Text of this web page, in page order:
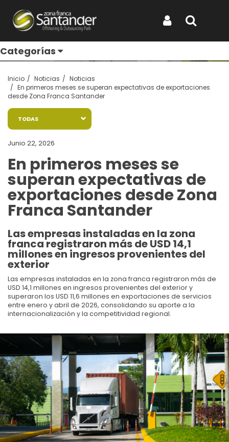
Categorías
Entérate de todo
Inicio Noticias
Noticias
En primeros meses se superan expectativas de exportaciones
desde Zona Franca Santander
TODAS
Junio 22, 2026
En primeros meses se
superan expectativas de
exportaciones desde Zona
Franca Santander
Las empresas instaladas en la zona
franca registraron más de USD 14,1
millones en ingresos provenientes del
exterior
Las empresas instaladas en la zona franca registraron más de
USD 14,1 millones en ingresos provenientes del exterior y
superaron los USD 11,6 millones en exportaciones de servicios
entre enero y abril de 2026, consolidando su aporte a la
internacionalización y la competitividad regional.